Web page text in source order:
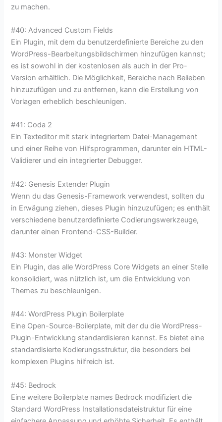
zu machen.
#40: Advanced Custom Fields
Ein Plugin, mit dem du benutzerdefinierte Bereiche zu den
WordPress-Bearbeitungsbildschirmen hinzufügen kannst;
es ist sowohl in der kostenlosen als auch in der Pro-
Version erhältlich. Die Möglichkeit, Bereiche nach Belieben
hinzuzufügen und zu entfernen, kann die Erstellung von
Vorlagen erheblich beschleunigen.
#41: Coda 2
Ein Texteditor mit stark integriertem Datei-Management
und einer Reihe von Hilfsprogrammen, darunter ein HTML-
Validierer und ein integrierter Debugger.
#42: Genesis Extender Plugin
Wenn du das Genesis-Framework verwendest, sollten du
in Erwägung ziehen, dieses Plugin hinzuzufügen; es enthält
verschiedene benutzerdefinierte Codierungswerkzeuge,
darunter einen Frontend-CSS-Builder.
#43: Monster Widget
Ein Plugin, das alle WordPress Core Widgets an einer Stelle
konsolidiert, was nützlich ist, um die Entwicklung von
Themes zu beschleunigen.
#44: WordPress Plugin Boilerplate
Eine Open-Source-Boilerplate, mit der du die WordPress-
Plugin-Entwicklung standardisieren kannst. Es bietet eine
standardisierte Kodierungsstruktur, die besonders bei
komplexen Plugins hilfreich ist.
#45: Bedrock
Eine weitere Boilerplate names Bedrock modifiziert die
Standard WordPress Installationsdateistruktur für eine